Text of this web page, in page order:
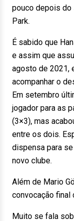
pouco depois do
Park.
É sabido que
e assim que
agosto de 2021,
acompanhar o
Em setembro
jogador para as
(3×3), mas
entre os dois.
dispensa para
novo clube.
Além de Mario
convocação final
Muito se fala